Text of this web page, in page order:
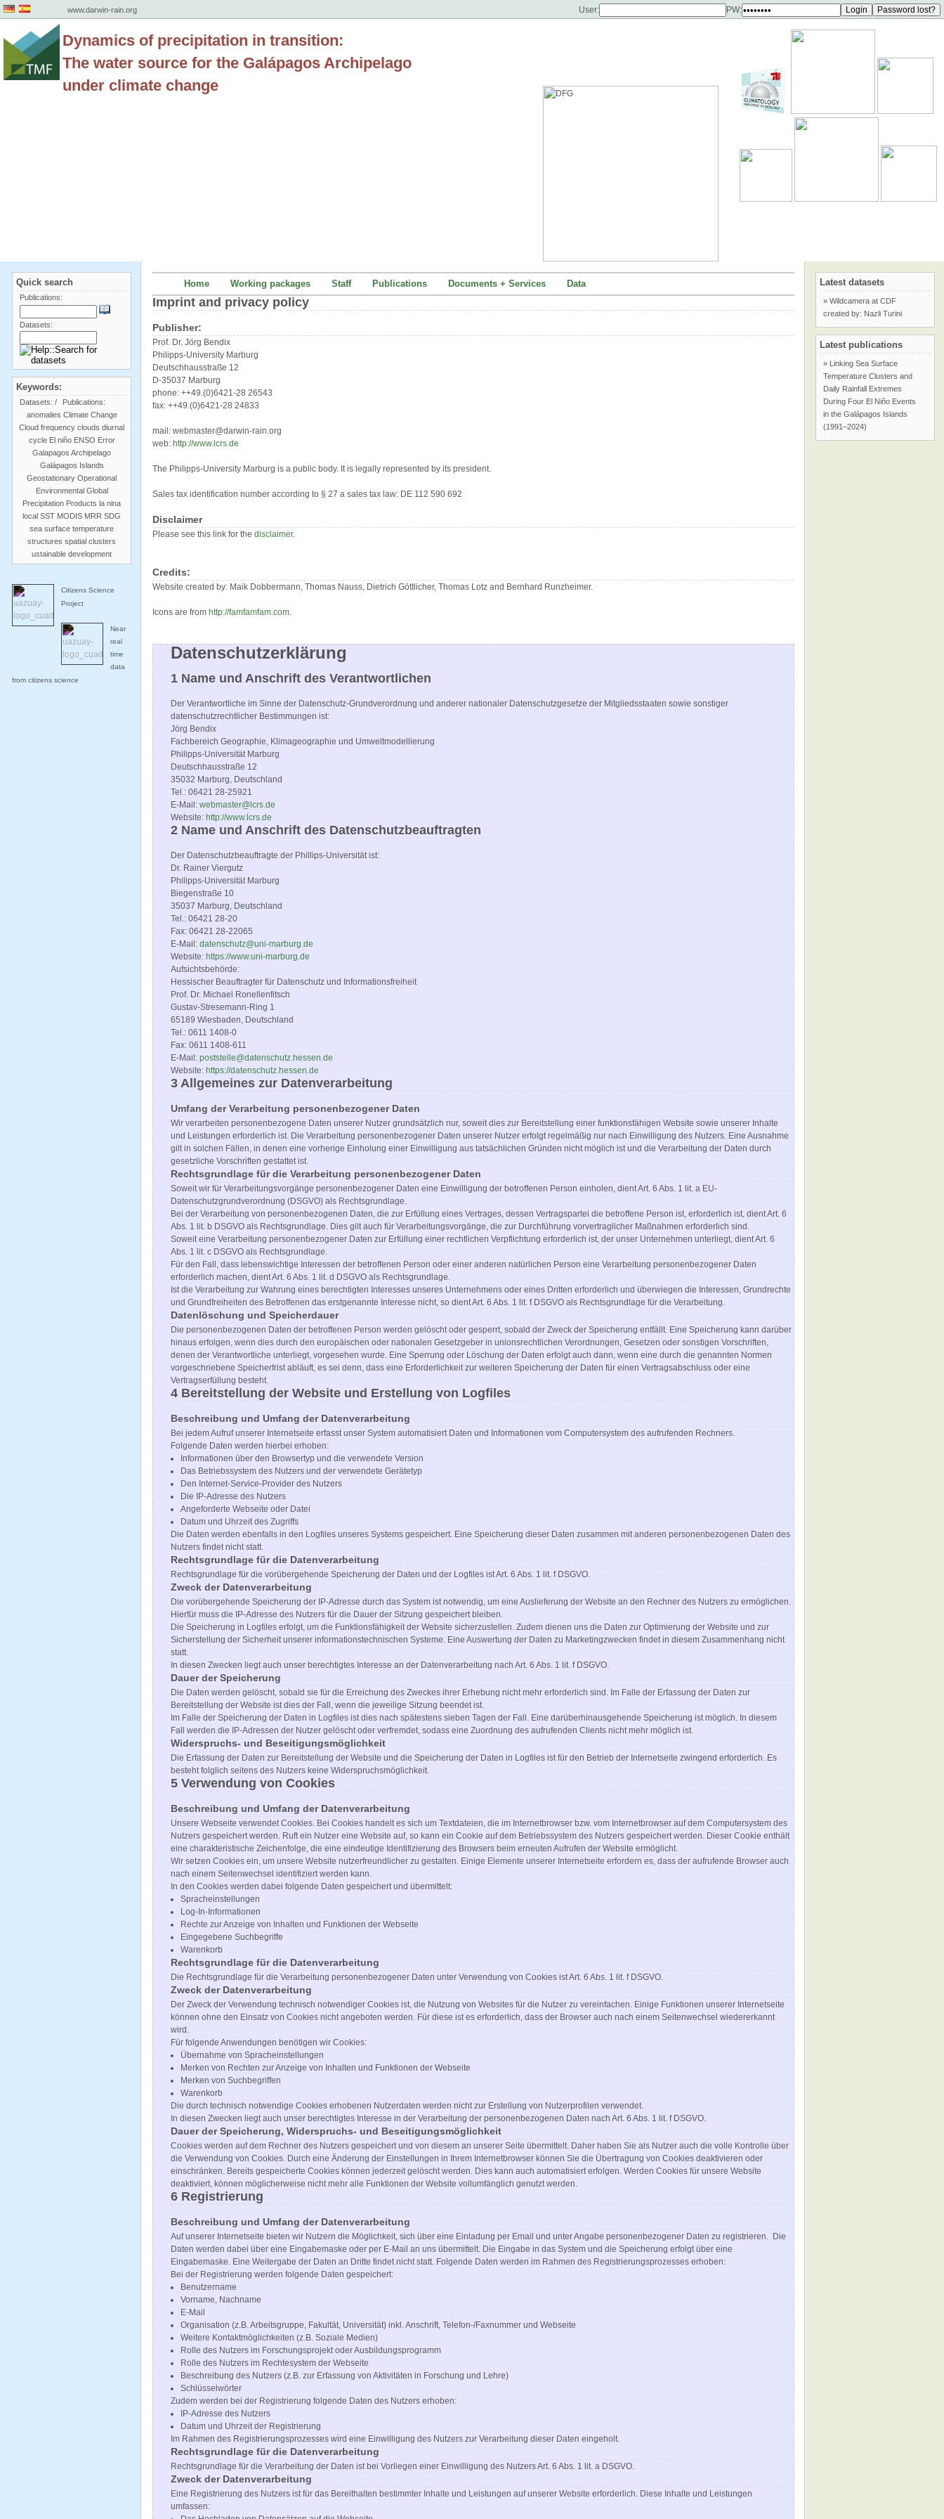
www.darwin-rain.org User: PW:
Dynamics of precipitation in transition:
The water source for the Galápagos Archipelago
under climate change
Home Working packages Staff Publications Documents + Services Data
Imprint and privacy policy
Publisher:
Prof. Dr. Jörg Bendix
Philipps-University Marburg
Deutschhausstraße 12
D-35037 Marburg
phone: ++49.(0)6421-28 26543
fax: ++49.(0)6421-28 24833
mail: webmaster@darwin-rain.org
web: http://www.lcrs.de
The Philipps-University Marburg is a public body. It is legally represented by its president.
Sales tax identification number according to § 27 a sales tax law: DE 112 590 692
Disclaimer
Please see this link for the disclaimer.
Credits:
Website created by: Maik Dobbermann, Thomas Nauss, Dietrich Göttlicher, Thomas Lotz and Bernhard Runzheimer.
Icons are from http://famfamfam.com.
Datenschutzerklärung
1 Name und Anschrift des Verantwortlichen
Der Verantwortliche im Sinne der Datenschutz-Grundverordnung und anderer nationaler Datenschutzgesetze der Mitgliedsstaaten sowie sonstiger
datenschutzrechtlicher Bestimmungen ist:
Jörg Bendix
Fachbereich Geographie, Klimageographie und Umweltmodellierung
Philipps-Universität Marburg
Deutschhausstraße 12
35032 Marburg, Deutschland
Tel.: 06421 28-25921
E-Mail: webmaster@lcrs.de
Website: http://www.lcrs.de
2 Name und Anschrift des Datenschutzbeauftragten
Der Datenschutzbeauftragte der Phillips-Universität ist:
Dr. Rainer Viergutz
Philipps-Universität Marburg
Biegenstraße 10
35037 Marburg, Deutschland
Tel.: 06421 28-20
Fax: 06421 28-22065
E-Mail: datenschutz@uni-marburg.de
Website: https://www.uni-marburg.de
Aufsichtsbehörde:
Hessischer Beauftragter für Datenschutz und Informationsfreiheit
Prof. Dr. Michael Ronellenfitsch
Gustav-Stresemann-Ring 1
65189 Wiesbaden, Deutschland
Tel.: 0611 1408-0
Fax: 0611 1408-611
E-Mail: poststelle@datenschutz.hessen.de
Website: https://datenschutz.hessen.de
3 Allgemeines zur Datenverarbeitung
Umfang der Verarbeitung personenbezogener Daten
Wir verarbeiten personenbezogene Daten unserer Nutzer grundsätzlich nur, soweit dies zur Bereitstellung einer funktionsfähigen Website sowie unserer Inhalte
und Leistungen erforderlich ist. Die Verarbeitung personenbezogener Daten unserer Nutzer erfolgt regelmäßig nur nach Einwilligung des Nutzers. Eine Ausnahme
gilt in solchen Fällen, in denen eine vorherige Einholung einer Einwilligung aus tatsächlichen Gründen nicht möglich ist und die Verarbeitung der Daten durch
gesetzliche Vorschriften gestattet ist.
Rechtsgrundlage für die Verarbeitung personenbezogener Daten
Soweit wir für Verarbeitungsvorgänge personenbezogener Daten eine Einwilligung der betroffenen Person einholen, dient Art. 6 Abs. 1 lit. a EU-
Datenschutzgrundverordnung (DSGVO) als Rechtsgrundlage.
Bei der Verarbeitung von personenbezogenen Daten, die zur Erfüllung eines Vertrages, dessen Vertragspartei die betroffene Person ist, erforderlich ist, dient Art. 6
Abs. 1 lit. b DSGVO als Rechtsgrundlage. Dies gilt auch für Verarbeitungsvorgänge, die zur Durchführung vorvertraglicher Maßnahmen erforderlich sind.
Soweit eine Verarbeitung personenbezogener Daten zur Erfüllung einer rechtlichen Verpflichtung erforderlich ist, der unser Unternehmen unterliegt, dient Art. 6
Abs. 1 lit. c DSGVO als Rechtsgrundlage.
Für den Fall, dass lebenswichtige Interessen der betroffenen Person oder einer anderen natürlichen Person eine Verarbeitung personenbezogener Daten
erforderlich machen, dient Art. 6 Abs. 1 lit. d DSGVO als Rechtsgrundlage.
Ist die Verarbeitung zur Wahrung eines berechtigten Interesses unseres Unternehmens oder eines Dritten erforderlich und überwiegen die Interessen, Grundrechte
und Grundfreiheiten des Betroffenen das erstgenannte Interesse nicht, so dient Art. 6 Abs. 1 lit. f DSGVO als Rechtsgrundlage für die Verarbeitung.
Datenlöschung und Speicherdauer
Die personenbezogenen Daten der betroffenen Person werden gelöscht oder gesperrt, sobald der Zweck der Speicherung entfällt. Eine Speicherung kann darüber
hinaus erfolgen, wenn dies durch den europäischen oder nationalen Gesetzgeber in unionsrechtlichen Verordnungen, Gesetzen oder sonstigen Vorschriften,
denen der Verantwortliche unterliegt, vorgesehen wurde. Eine Sperrung oder Löschung der Daten erfolgt auch dann, wenn eine durch die genannten Normen
vorgeschriebene Speicherfrist abläuft, es sei denn, dass eine Erforderlichkeit zur weiteren Speicherung der Daten für einen Vertragsabschluss oder eine
Vertragserfüllung besteht.
4 Bereitstellung der Website und Erstellung von Logfiles
Beschreibung und Umfang der Datenverarbeitung
Bei jedem Aufruf unserer Internetseite erfasst unser System automatisiert Daten und Informationen vom Computersystem des aufrufenden Rechners.
Folgende Daten werden hierbei erhoben:
Informationen über den Browsertyp und die verwendete Version
Das Betriebssystem des Nutzers und der verwendete Gerätetyp
Den Internet-Service-Provider des Nutzers
Die IP-Adresse des Nutzers
Angeforderte Webseite oder Datei
Datum und Uhrzeit des Zugriffs
Die Daten werden ebenfalls in den Logfiles unseres Systems gespeichert. Eine Speicherung dieser Daten zusammen mit anderen personenbezogenen Daten des
Nutzers findet nicht statt.
Rechtsgrundlage für die Datenverarbeitung
Rechtsgrundlage für die vorübergehende Speicherung der Daten und der Logfiles ist Art. 6 Abs. 1 lit. f DSGVO.
Zweck der Datenverarbeitung
Die vorübergehende Speicherung der IP-Adresse durch das System ist notwendig, um eine Auslieferung der Website an den Rechner des Nutzers zu ermöglichen.
Hierfür muss die IP-Adresse des Nutzers für die Dauer der Sitzung gespeichert bleiben.
Die Speicherung in Logfiles erfolgt, um die Funktionsfähigkeit der Website sicherzustellen. Zudem dienen uns die Daten zur Optimierung der Website und zur
Sicherstellung der Sicherheit unserer informationstechnischen Systeme. Eine Auswertung der Daten zu Marketingzwecken findet in diesem Zusammenhang nicht
statt.
In diesen Zwecken liegt auch unser berechtigtes Interesse an der Datenverarbeitung nach Art. 6 Abs. 1 lit. f DSGVO.
Dauer der Speicherung
Die Daten werden gelöscht, sobald sie für die Erreichung des Zweckes ihrer Erhebung nicht mehr erforderlich sind. Im Falle der Erfassung der Daten zur
Bereitstellung der Website ist dies der Fall, wenn die jeweilige Sitzung beendet ist.
Im Falle der Speicherung der Daten in Logfiles ist dies nach spätestens sieben Tagen der Fall. Eine darüberhinausgehende Speicherung ist möglich. In diesem
Fall werden die IP-Adressen der Nutzer gelöscht oder verfremdet, sodass eine Zuordnung des aufrufenden Clients nicht mehr möglich ist.
Widerspruchs- und Beseitigungsmöglichkeit
Die Erfassung der Daten zur Bereitstellung der Website und die Speicherung der Daten in Logfiles ist für den Betrieb der Internetseite zwingend erforderlich. Es
besteht folglich seitens des Nutzers keine Widerspruchsmöglichkeit.
5 Verwendung von Cookies
Beschreibung und Umfang der Datenverarbeitung
Unsere Webseite verwendet Cookies. Bei Cookies handelt es sich um Textdateien, die im Internetbrowser bzw. vom Internetbrowser auf dem Computersystem des
Nutzers gespeichert werden. Ruft ein Nutzer eine Website auf, so kann ein Cookie auf dem Betriebssystem des Nutzers gespeichert werden. Dieser Cookie enthält
eine charakteristische Zeichenfolge, die eine eindeutige Identifizierung des Browsers beim erneuten Aufrufen der Website ermöglicht.
Wir setzen Cookies ein, um unsere Website nutzerfreundlicher zu gestalten. Einige Elemente unserer Internetseite erfordern es, dass der aufrufende Browser auch
nach einem Seitenwechsel identifiziert werden kann.
In den Cookies werden dabei folgende Daten gespeichert und übermittelt:
Spracheinstellungen
Log-In-Informationen
Rechte zur Anzeige von Inhalten und Funktionen der Webseite
Eingegebene Suchbegriffe
Warenkorb
Rechtsgrundlage für die Datenverarbeitung
Die Rechtsgrundlage für die Verarbeitung personenbezogener Daten unter Verwendung von Cookies ist Art. 6 Abs. 1 lit. f DSGVO.
Zweck der Datenverarbeitung
Der Zweck der Verwendung technisch notwendiger Cookies ist, die Nutzung von Websites für die Nutzer zu vereinfachen. Einige Funktionen unserer Internetseite
können ohne den Einsatz von Cookies nicht angeboten werden. Für diese ist es erforderlich, dass der Browser auch nach einem Seitenwechsel wiedererkannt
wird.
Für folgende Anwendungen benötigen wir Cookies:
Übernahme von Spracheinstellungen
Merken von Rechten zur Anzeige von Inhalten und Funktionen der Webseite
Merken von Suchbegriffen
Warenkorb
Die durch technisch notwendige Cookies erhobenen Nutzerdaten werden nicht zur Erstellung von Nutzerprofilen verwendet.
In diesen Zwecken liegt auch unser berechtigtes Interesse in der Verarbeitung der personenbezogenen Daten nach Art. 6 Abs. 1 lit. f DSGVO.
Dauer der Speicherung, Widerspruchs- und Beseitigungsmöglichkeit
Cookies werden auf dem Rechner des Nutzers gespeichert und von diesem an unserer Seite übermittelt. Daher haben Sie als Nutzer auch die volle Kontrolle über
die Verwendung von Cookies. Durch eine Änderung der Einstellungen in Ihrem Internetbrowser können Sie die Übertragung von Cookies deaktivieren oder
einschränken. Bereits gespeicherte Cookies können jederzeit gelöscht werden. Dies kann auch automatisiert erfolgen. Werden Cookies für unsere Website
deaktiviert, können möglicherweise nicht mehr alle Funktionen der Website vollumfänglich genutzt werden.
6 Registrierung
Beschreibung und Umfang der Datenverarbeitung
Auf unserer Internetseite bieten wir Nutzern die Möglichkeit, sich über eine Einladung per Email und unter Angabe personenbezogener Daten zu registrieren. Die
Daten werden dabei über eine Eingabemaske oder per E-Mail an uns übermittelt. Die Eingabe in das System und die Speicherung erfolgt über eine
Eingabemaske. Eine Weitergabe der Daten an Dritte findet nicht statt. Folgende Daten werden im Rahmen des Registrierungsprozesses erhoben:
Bei der Registrierung werden folgende Daten gespeichert:
Benutzername
Vorname, Nachname
E-Mail
Organisation (z.B. Arbeitsgruppe, Fakultät, Universität) inkl. Anschrift, Telefon-/Faxnummer und Webseite
Weitere Kontaktmöglichkeiten (z.B. Soziale Medien)
Rolle des Nutzers im Forschungsprojekt oder Ausbildungsprogramm
Rolle des Nutzers im Rechtesystem der Webseite
Beschreibung des Nutzers (z.B. zur Erfassung von Aktivitäten in Forschung und Lehre)
Schlüsselwörter
Zudem werden bei der Registrierung folgende Daten des Nutzers erhoben:
IP-Adresse des Nutzers
Datum und Uhrzeit der Registrierung
Im Rahmen des Registrierungsprozesses wird eine Einwilligung des Nutzers zur Verarbeitung dieser Daten eingeholt.
Rechtsgrundlage für die Datenverarbeitung
Rechtsgrundlage für die Verarbeitung der Daten ist bei Vorliegen einer Einwilligung des Nutzers Art. 6 Abs. 1 lit. a DSGVO.
Zweck der Datenverarbeitung
Eine Registrierung des Nutzers ist für das Bereithalten bestimmter Inhalte und Leistungen auf unserer Website erforderlich. Diese Inhalte und Leistungen
umfassen:
Quick search
Publications:
Datasets:
Keywords:
Datasets: /
Publications:
anomalies Climate Change
Cloud frequency clouds diurnal
cycle El niño ENSO Error
Galapagos Archipelago
Galápagos Islands
Geostationary Operational
Environmental Global
Precipitation Products la nina
local SST MODIS MRR SDG
sea surface temperature
structures spatial clusters
ustainable development
Citizens Science
Project
Near
real
time
data
from citizens science
Latest datasets
» Wildcamera at CDF
created by: Nazli Turini
Latest publications
» Linking Sea Surface
Temperature Clusters and
Daily Rainfall Extremes
During Four El Niño Events
in the Galápagos Islands
(1991–2024)